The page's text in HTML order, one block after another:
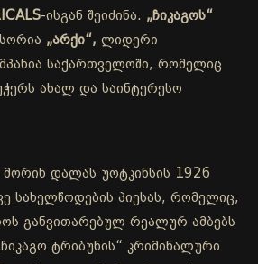
-ისგან შეიძინა. „ჩიკაგოს“
„არქი“, ლიდერი
საქართველოში, რომელიც
ახალ და საინტერესო
მორინ დალას უოტკინსის 1926
სახელწოდების პიესას, რომელიც,
განვითარებულ რეალურ ამბებს
ტრიბუნის“ კრიმინალური